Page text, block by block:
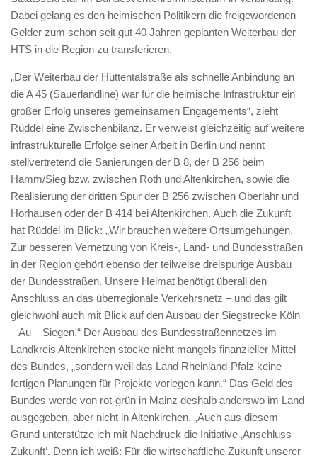
Dabei gelang es den heimischen Politikern die freigewordenen
Gelder zum schon seit gut 40 Jahren geplanten Weiterbau der
HTS in die Region zu transferieren.
„Der Weiterbau der Hüttentalstraße als schnelle Anbindung an
die A 45 (Sauerlandline) war für die heimische Infrastruktur ein
großer Erfolg unseres gemeinsamen Engagements“, zieht
Rüddel eine Zwischenbilanz. Er verweist gleichzeitig auf weitere
infrastrukturelle Erfolge seiner Arbeit in Berlin und nennt
stellvertretend die Sanierungen der B 8, der B 256 beim
Hamm/Sieg bzw. zwischen Roth und Altenkirchen, sowie die
Realisierung der dritten Spur der B 256 zwischen Oberlahr und
Horhausen oder der B 414 bei Altenkirchen. Auch die Zukunft
hat Rüddel im Blick: „Wir brauchen weitere Ortsumgehungen.
Zur besseren Vernetzung von Kreis-, Land- und Bundesstraßen
in der Region gehört ebenso der teilweise dreispurige Ausbau
der Bundesstraßen. Unsere Heimat benötigt überall den
Anschluss an das überregionale Verkehrsnetz – und das gilt
gleichwohl auch mit Blick auf den Ausbau der Siegstrecke Köln
– Au – Siegen.“ Der Ausbau des Bundesstraßennetzes im
Landkreis Altenkirchen stocke nicht mangels finanzieller Mittel
des Bundes, „sondern weil das Land Rheinland-Pfalz keine
fertigen Planungen für Projekte vorlegen kann.“ Das Geld des
Bundes werde von rot-grün in Mainz deshalb anderswo im Land
ausgegeben, aber nicht in Altenkirchen. „Auch aus diesem
Grund unterstütze ich mit Nachdruck die Initiative ‚Anschluss
Zukunft‘. Denn ich weiß: Für die wirtschaftliche Zukunft unserer